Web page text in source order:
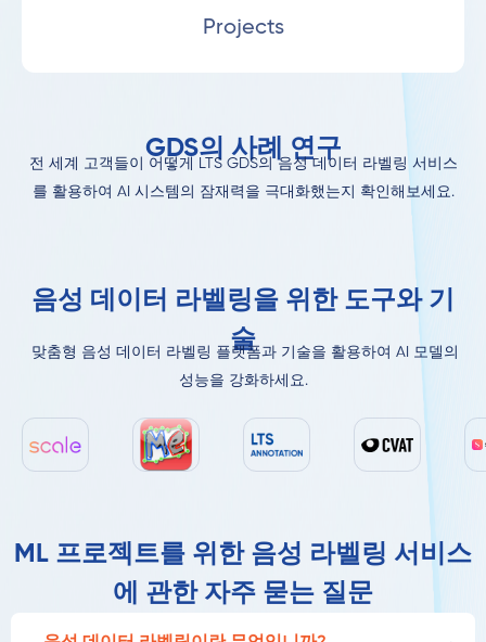
Projects
GDS의 사례 연구
전 세계 고객들이 어떻게 LTS GDS의 음성 데이터 라벨링 서비스
를 활용하여 AI 시스템의 잠재력을 극대화했는지 확인해보세요.
음성 데이터 라벨링을 위한 도구와 기
술
맞춤형 음성 데이터 라벨링 플랫폼과 기술을 활용하여 AI 모델의
성능을 강화하세요.
ML 프로젝트를 위한 음성 라벨링 서비스
에 관한 자주 묻는 질문